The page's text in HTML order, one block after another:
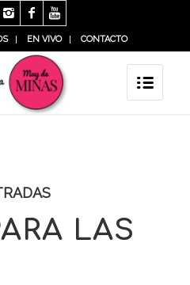
EN VIVO CONTACTO
LAS